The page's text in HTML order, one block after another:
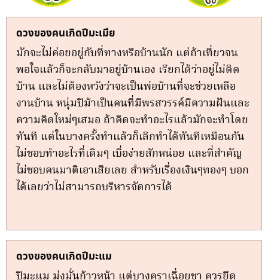
ดวงของคนเกิดปีมะเมีย
มักจะไม่ค่อยอยู่กับที่ทางหรือบ้านนัก แต่ถ้าเที่ยวจน
พอใจแล้วก็จะกลับมาอยู่บ้านเอง เรียกได้ว่าอยู่ไม่ติด
บ้าน และไม่ต้องหวังว่าจะเป็นพ่อบ้านที่จะช่วยเหลือ
งานบ้าน หนุ่มปีม้าเป็นคนที่มีพรสวรรค์มีความฝันและ
ความคิดใหม่ๆเสมอ ถ้าคิดจะทำอะไรแล้วมักจะทำโดย
ทันที แต่ในบางครั้งทำแล้วก็เลิกทำได้ทันทีเหมือนกัน
ไม่ชอบทำอะไรที่เดิมๆ เบี่อง่ายสักหน่อย และที่สำคัญ
ไม่ชอบคนมาติเอาเสียเลย สำหรับเรื่องเงินๆทองๆ บอก
ได้เลยว่าไม่สามารถบริหารจัดการได้
ดวงของคนเกิดปีมะแม
ปีมะแม มุ่งมั่นก้าวหน้า แต่บางคราเฉื่อยชา ควรยึด